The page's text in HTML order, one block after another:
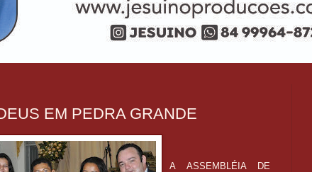
EM PEDRA GRANDE
A ASSEMBLÉIA DE